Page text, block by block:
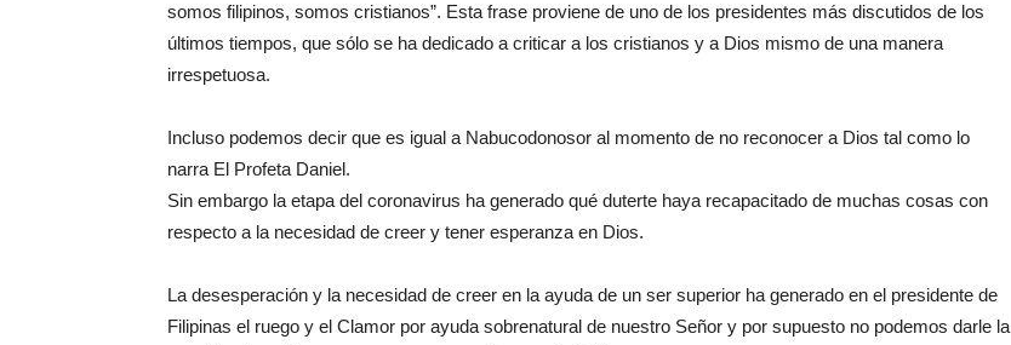
somos filipinos, somos cristianos”. Esta frase proviene de uno de los presidentes más discutidos de los
últimos tiempos, que sólo se ha dedicado a criticar a los cristianos y a Dios mismo de una manera
irrespetuosa.
Incluso podemos decir que es igual a Nabucodonosor al momento de no reconocer a Dios tal como lo
narra El Profeta Daniel.
Sin embargo la etapa del coronavirus ha generado qué duterte haya recapacitado de muchas cosas con
respecto a la necesidad de creer y tener esperanza en Dios.
La desesperación y la necesidad de creer en la ayuda de un ser superior ha generado en el presidente de
Filipinas el ruego y el Clamor por ayuda sobrenatural de nuestro Señor y por supuesto no podemos darle la